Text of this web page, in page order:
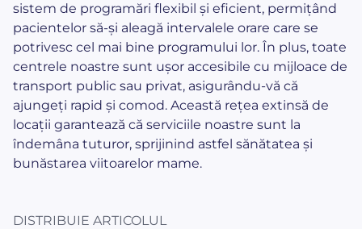
sistem de programări flexibil și eficient, permițând
pacientelor să-și aleagă intervalele orare care se
potrivesc cel mai bine programului lor. În plus, toate
centrele noastre sunt ușor accesibile cu mijloace de
transport public sau privat, asigurându-vă că
ajungeți rapid și comod. Această rețea extinsă de
locații garantează că serviciile noastre sunt la
îndemâna tuturor, sprijinind astfel sănătatea și
bunăstarea viitoarelor mame.
DISTRIBUIE ARTICOLUL